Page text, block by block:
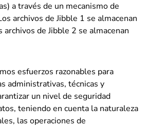
a través de un mecanismo de
archivos de Jibble 1 se almacenan
de Jibble 2 se almacenan
esfuerzos razonables para
administrativas, técnicas y
un nivel de seguridad
teniendo en cuenta la naturaleza
las operaciones de